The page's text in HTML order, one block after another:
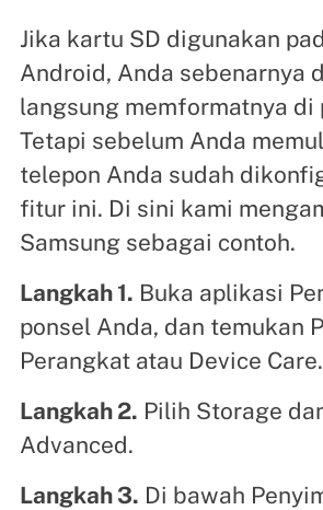
Jika kartu SD digunakan
Android, Anda sebenarnya
langsung memformatnya di
Tetapi sebelum Anda
telepon Anda sudah
fitur ini. Di sini kami
Samsung sebagai contoh.
Langkah 1. Buka aplikasi
ponsel Anda, dan temukan
Perangkat atau Device Care.
Langkah 2. Pilih Storage
Advanced.
Langkah 3. Di bawah